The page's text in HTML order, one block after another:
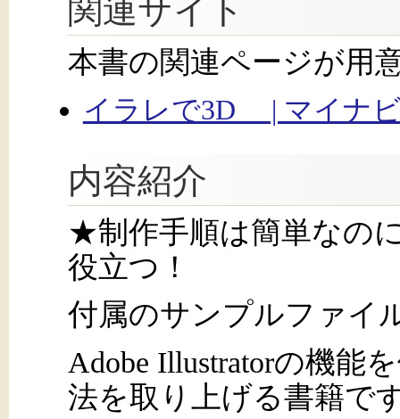
関連サイト
本書の関連ページが用
イラレで3D | マイナ
内容紹介
★制作手順は簡単なの
役立つ！
付属のサンプルファイ
Adobe Illustratorの機能
法を取り上げる書籍で